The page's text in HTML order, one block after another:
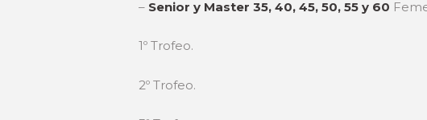
– Senior y Master 35, 40, 45, 50, 55 y 60
1º Trofeo.
2º Trofeo.